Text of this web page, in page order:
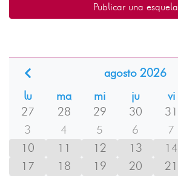
Publicar una esquela
agosto 2026
lu
ma mi ju vi
27
28 29 30 31
3
4 5 6 7
10
11 12 13 14
17
18 19 20 21